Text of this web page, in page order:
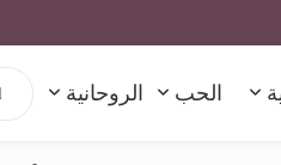
الحب الروحانية